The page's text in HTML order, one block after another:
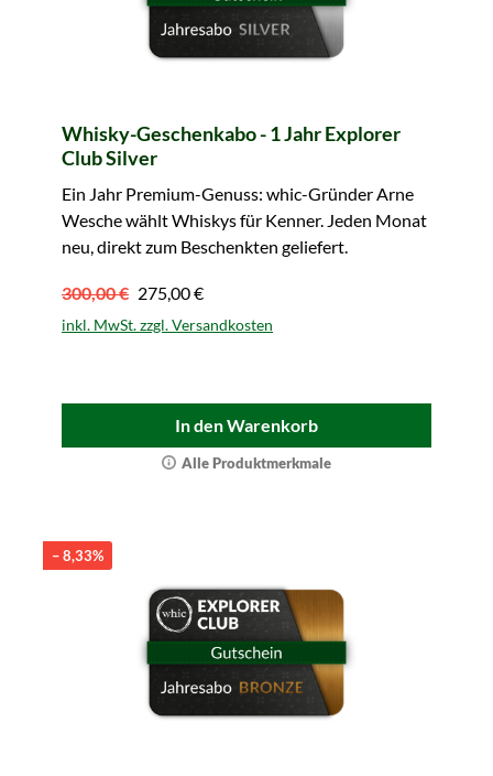
Whisky-Geschenkabo - 1 Jahr Explorer
Club Silver
Ein Jahr Premium-Genuss: whic-Gründer Arne
Wesche wählt Whiskys für Kenner. Jeden Monat
neu, direkt zum Beschenkten geliefert.
300,00 € 275,00 €
inkl. MwSt. zzgl. Versandkosten
In den Warenkorb
Alle Produktmerkmale
– 8,33%